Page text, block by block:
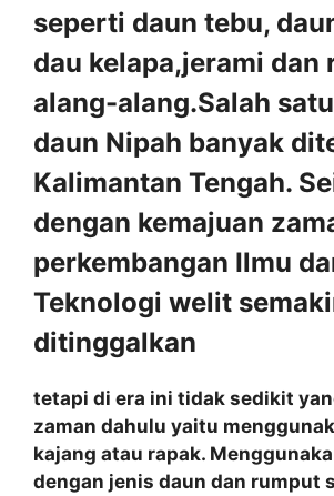
seperti daun tebu,
dau kelapa,jerami dan
alang-alang.Salah
daun Nipah banyak
Kalimantan Tengah.
dengan kemajuan
perkembangan Ilmu
Teknologi welit
ditinggalkan
tetapi di era ini tidak sedikit
zaman dahulu yaitu
kajang atau rapak.
dengan jenis daun dan rumput